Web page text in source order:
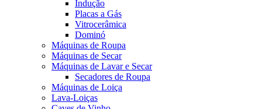
Indução
Placas a Gás
Vitrocerâmica
Dominó
Máquinas de Roupa
Máquinas de Secar
Máquinas de Lavar e Secar
Secadores de Roupa
Máquinas de Loiça
Lava-Loiças